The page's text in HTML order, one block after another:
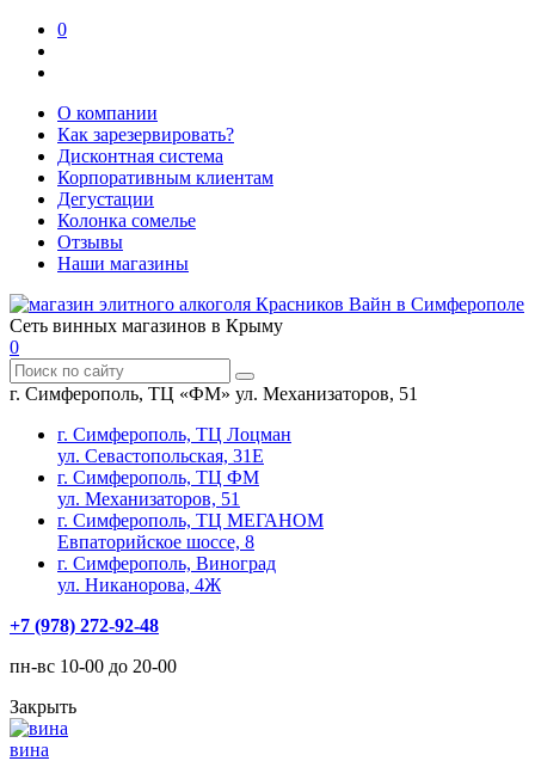
0
О компании
Как зарезервировать?
Дисконтная система
Корпоративным клиентам
Дегустации
Колонка сомелье
Отзывы
Наши магазины
Сеть винных магазинов в Крыму
0
г. Симферополь, ТЦ «ФМ» ул. Механизаторов, 51
г. Симферополь, ТЦ Лоцман
ул. Севастопольская, 31Е
г. Симферополь, ТЦ ФМ
ул. Механизаторов, 51
г. Симферополь, ТЦ МЕГАНОМ
Евпаторийское шоссе, 8
г. Симферополь, Виноград
ул. Никанорова, 4Ж
+7 (978) 272-92-48
пн-вс 10-00 до 20-00
Закрыть
вина